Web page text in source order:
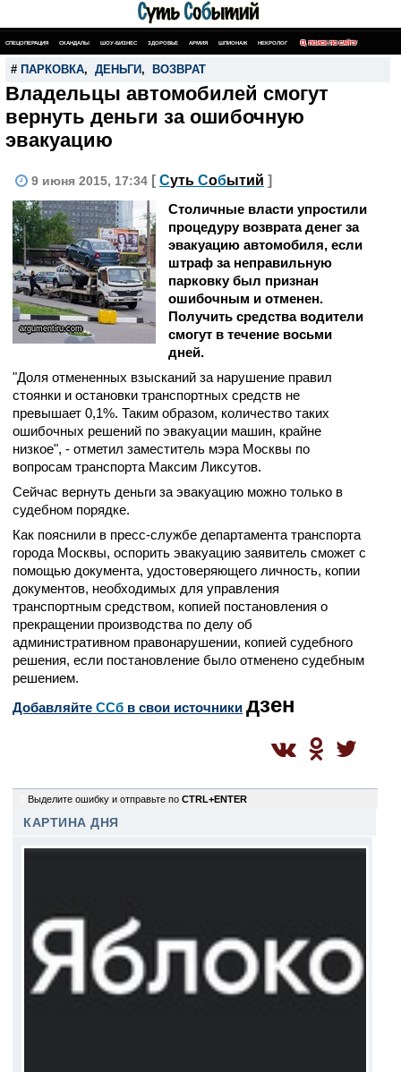
СПЕЦОПЕРАЦИЯ СКАНДАЛЫ ШОУ-БИЗНЕС ЗДОРОВЬЕ АРМИЯ ШПИОНАЖ НЕКРОЛОГ ПОИСК ПО САЙТУ
# ПАРКОВКА, ДЕНЬГИ , ВОЗВРАТ
Владельцы автомобилей смогут
вернуть деньги за ошибочную
эвакуацию
9 июня 2015, 17:34 [ Суть Событий ]
argumentiru.com
Столичные власти упростили
процедуру возврата денег за
эвакуацию автомобиля, если
штраф за неправильную
парковку был признан
ошибочным и отменен.
Получить средства водители
смогут в течение восьми
дней.
"Доля отмененных взысканий за нарушение правил
стоянки и остановки транспортных средств не
превышает 0,1%. Таким образом, количество таких
ошибочных решений по эвакуации машин, крайне
низкое", - отметил заместитель мэра Москвы по
вопросам транспорта Максим Ликсутов.
Сейчас вернуть деньги за эвакуацию можно только в
судебном порядке.
Как пояснили в пресс-службе департамента транспорта
города Москвы, оспорить эвакуацию заявитель сможет с
помощью документа, удостоверяющего личность, копии
документов, необходимых для управления
транспортным средством, копией постановления о
прекращении производства по делу об
административном правонарушении, копией судебного
решения, если постановление было отменено судебным
решением.
Добавляйте CСб в свои источники дзен
Выделите ошибку и отправьте по CTRL+ENTER
КАРТИНА ДНЯ